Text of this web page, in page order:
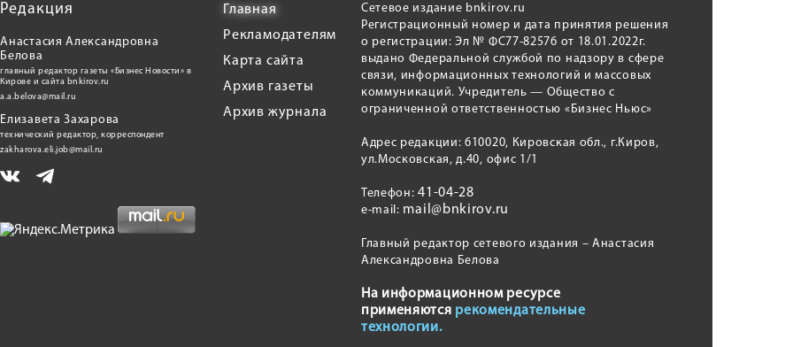
Редакция
Анастасия Александровна
Белова
главный редактор газеты «Бизнес Новости» в
Кирове и сайта bnkirov.ru
a.a.belova@mail.ru
Елизавета Захарова
технический редактор, корреспондент
zakharova.eli.job@mail.ru
Главная
Рекламодателям
Карта сайта
Архив газеты
Архив журнала
Сетевое издание bnkirov.ru
Регистрационный номер и дата принятия решения
о регистрации: Эл № ФС77-82576 от 18.01.2022г.
выдано Федеральной службой по надзору в сфере
связи, информационных технологий и массовых
коммуникаций. Учредитель — Общество с
ограниченной ответственностью «Бизнес Ньюс»
Адрес редакции: 610020, Кировская обл., г.Киров,
ул.Московская, д.40, офис 1/1
Телефон:41-04-28
e-mail: mail@bnkirov.ru
Главный редактор сетевого издания – Анастасия
Александровна Белова
На информационном ресурсе
применяются рекомендательные
технологии.